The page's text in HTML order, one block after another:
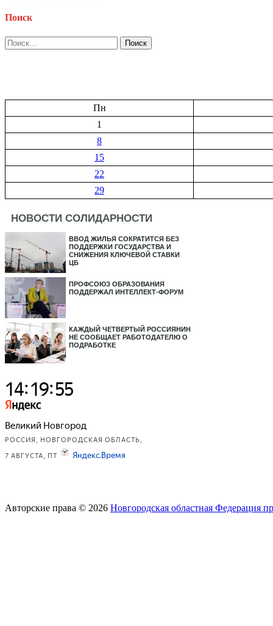
Поиск
Найти:
Пн
1
8
15
22
29
НОВОСТИ СОЛИДАРНОСТИ
ВВОД ЖИЛЬЯ СОКРАТИТСЯ БЕЗ
ПОДДЕРЖКИ ГОСУДАРСТВА И
СНИЖЕНИЯ КЛЮЧЕВОЙ СТАВКИ
ЦБ
ПРОФСОЮЗ ОБРАЗОВАНИЯ
ПОДДЕРЖАЛ ИНТЕЛЛЕКТ-ФОРУМ
КАЖДЫЙ ЧЕТВЕРТЫЙ РОССИЯНИН
НЕ СООБЩАЕТ РАБОТОДАТЕЛЮ О
ПОДРАБОТКЕ
Авторские права © 2026 Новгородская областная Федерация